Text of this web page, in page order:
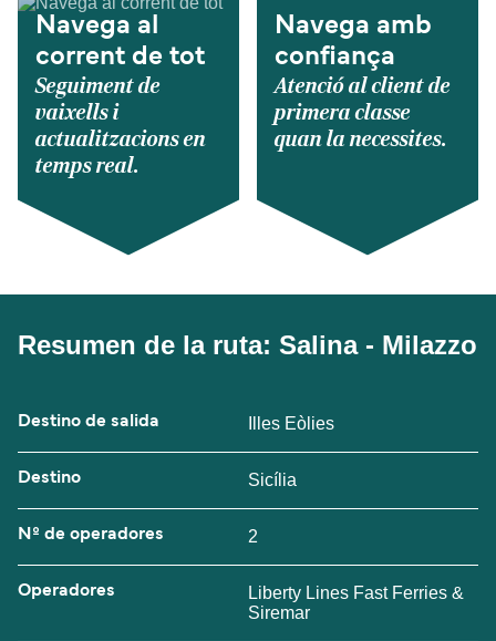
Navega al
corrent de tot
Seguiment de
vaixells i
actualitzacions en
temps real.
Navega amb
confiança
Atenció al client de
primera classe
quan la necessites.
Resumen de la ruta: Salina - Milazzo
Destino de salida Illes Eòlies
Destino Sicília
Nº de operadores 2
Operadores
Liberty Lines Fast Ferries &
Siremar